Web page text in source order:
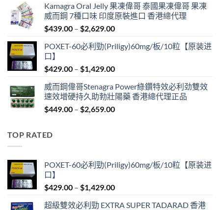
$429.00
through
$2,629.00
Kamagra Oral Jelly 果凍偉哥 泰國果凍偉哥 果凍
威而鋼 7種口味 印度原裝進口 香港總代理
$439.00 – $2,629.00Price
$439.00
$2,629.00
POXET-60必利勁(Priligy)60mg/板/10粒【原装进
口】
$429.00 – $1,429.00Price
$429.00
through
$1,429.00
威而鋼偉哥Stenagra Power綠鑽特效必利劲雙效
速效增硬持久助勃壯陽藥 香港總代理正品
$449.00 – $2,659.00Price
TOP RATED
POXET-60必利勁(Priligy)60mg/板/10粒【原装进
口】
$429.00 – $1,429.00Price
$429.00
超級雙效必利勁 EXTRA SUPER TADARAD 香港